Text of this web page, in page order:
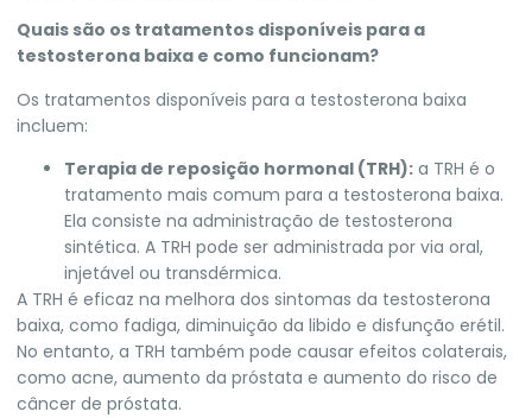
Quais são os tratamentos disponíveis para a
testosterona baixa e como funcionam?
Os tratamentos disponíveis para a testosterona baixa
incluem:
Terapia de reposição hormonal (TRH): a TRH é o
tratamento mais comum para a testosterona baixa.
Ela consiste na administração de testosterona
sintética. A TRH pode ser administrada por via oral,
injetável ou transdérmica.
A TRH é eficaz na melhora dos sintomas da testosterona
baixa, como fadiga, diminuição da libido e disfunção erétil.
No entanto, a TRH também pode causar efeitos colaterais,
como acne, aumento da próstata e aumento do risco de
câncer de próstata.